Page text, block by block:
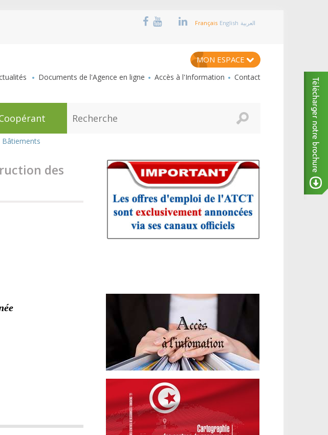
Français English العربية
MON ESPACE
Documents de l'Agence en ligne Accès à l'Information Contact
e
Bâtiements
des